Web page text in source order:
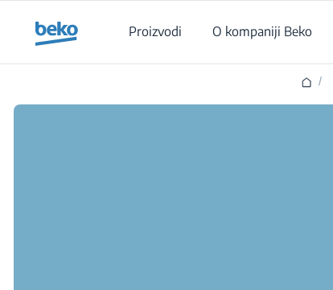
Proizvodi
O kompaniji Beko
/